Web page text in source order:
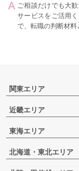
ご相談だけでも大
サービスをご活用
で、転職の判断材料
関東エリア
近畿エリア
東海エリア
北海道・東北エリア